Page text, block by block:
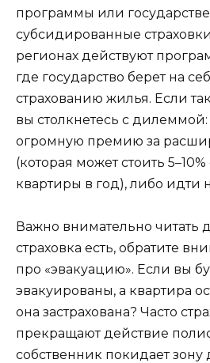
программы или
субсидированные
регионах действуют
где государство берет на
страхованию жилья. Если
вы столкнетесь с дилеммой:
огромную премию за
(которая может стоить
квартиры в год), либо идти
Важно внимательно читать
страховка есть, обратите
про «эвакуацию». Если вы
эвакуированы, а квартира
она застрахована? Часто
прекращают действие
собственник покидает зону